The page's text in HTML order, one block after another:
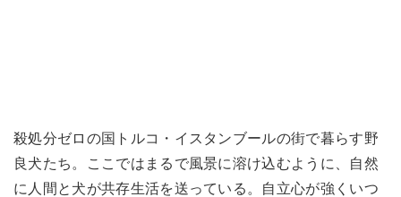
殺処分ゼロの国トルコ・イスタンブールの街で暮らす野
良犬たち。ここではまるで風景に溶け込むように、自然
に人間と犬が共存生活を送っている。自立心が強くいつ